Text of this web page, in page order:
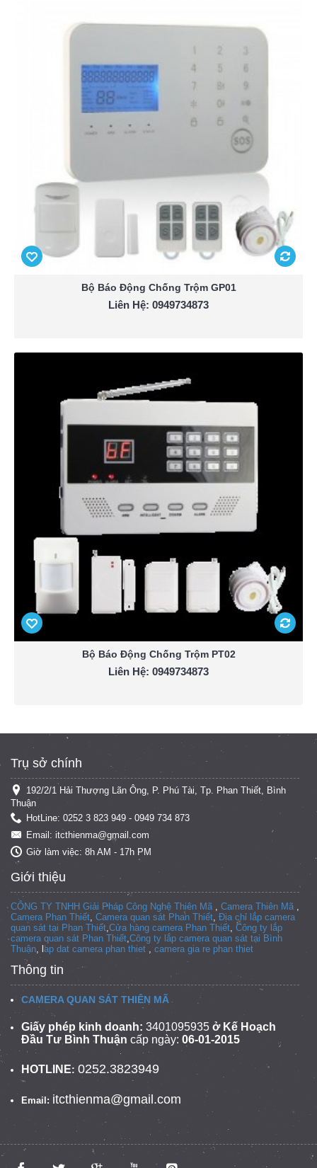
Bộ Báo Động Chống Trộm GP01
Liên Hệ: 0949734873
Bộ Báo Động Chống Trộm PT02
Liên Hệ: 0949734873
Trụ sở chính
192/2/1 Hải Thượng Lãn Ông, P. Phú Tài, Tp. Phan Thiết, Bình
Thuận
HotLine: 0252 3 823 949 - 0949 734 873
Email: itcthienma@gmail.com
Giờ làm việc: 8h AM - 17h PM
Giới thiệu
CÔNG TY TNHH Giải Pháp Công Nghệ Thiên Mã Camera Thiên Mã
Camera Phan Thiết Camera quan sát Phan Thiết Địa chỉ lắp camera
quan sát tại Phan Thiết Cửa hàng camera Phan Thiết Công ty lắp
camera quan sát Phan Thiết Công ty lắp camera quan sát tại Bình
Thuận , lap dat camera phan thiet camera gia re phan thiet
Thông tin
CAMERA QUAN SÁT THIÊN MÃ
Giấy phép kinh doanh: 3401095935 ở Kế Hoạch
Đầu Tư Bình Thuận cấp ngày: 06-01-2015
HOTLINE: 0252.3823949
Email: itcthienma@gmail.com